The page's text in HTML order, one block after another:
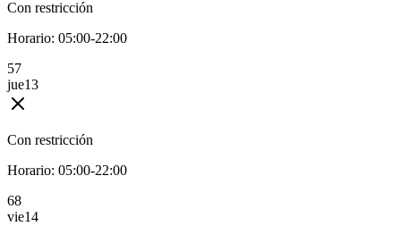
Con restricción
Horario: 05:00-22:00
57
jue13
Con restricción
Horario: 05:00-22:00
68
vie14